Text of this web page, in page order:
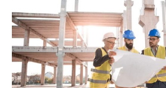
Pozostałe
Zdrowie